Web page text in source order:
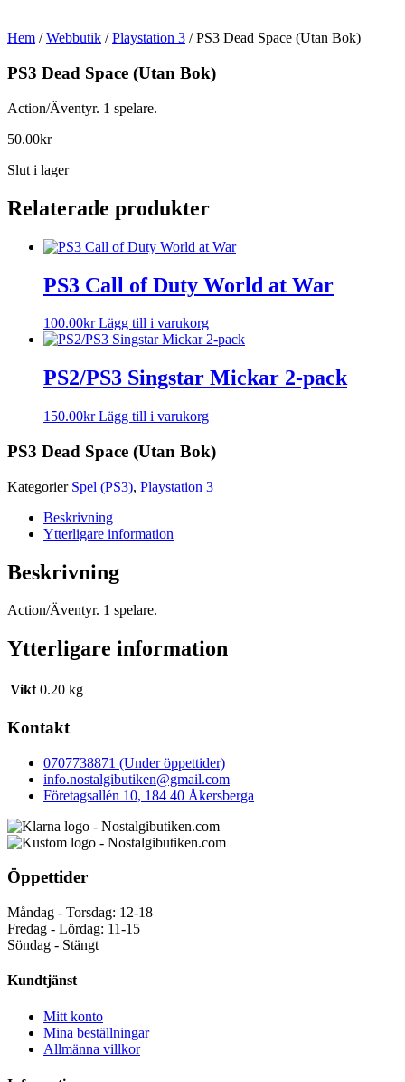
Hem /Webbutik /Playstation 3 / PS3 Dead Space (Utan Bok)
PS3 Dead Space (Utan Bok)
Action/Äventyr. 1 spelare.
50.00kr
Slut i lager
Relaterade produkter
PS3 Call of Duty World at War
100.00kr Lägg till i varukorg
PS2/PS3 Singstar Mickar 2-pack
150.00kr Lägg till i varukorg
PS3 Dead Space (Utan Bok)
Kategorier Spel (PS3), Playstation 3
Beskrivning
Ytterligare information
Beskrivning
Action/Äventyr. 1 spelare.
Ytterligare information
Vikt 0.20 kg
Kontakt
0707738871 (Under öppettider)
info.nostalgibutiken@gmail.com
Företagsallén 10, 184 40 Åkersberga
Öppettider
Måndag - Torsdag: 12-18
Fredag - Lördag: 11-15
Söndag - Stängt
Kundtjänst
Mitt konto
Mina beställningar
Allmänna villkor